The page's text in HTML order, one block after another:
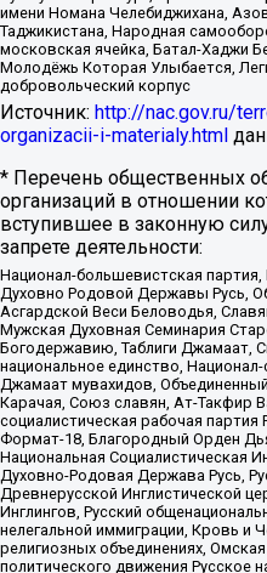
имени Номана Челебиджихана,
Таджикистана, Народная
московская ячейка, Батал-Хаджи
Молодёжь Которая Улыбается,
добровольческий корпус
Источник: http://nac.gov.ru/
organizacii-i-materialy.html
* Перечень общественных
организаций в отношении
вступившее в законную
запрете деятельности:
Национал-большевистская
Духовно Родовой Державы Русь,
Асгардской Веси Беловодья,
Мужская Духовная Семинария
Богодержавию, Таблиги Джамаат,
национальное единство,
Джамаат мувахидов,
Карачая, Союз славян, Ат-Такфир
социалистическая рабочая
Формат-18, Благородный Орден
Национальная Социалистическая
Духовно-Родовая Держава Русь,
Древнерусской Инглистической
Инглингов, Русский
нелегальной иммиграции, Кровь и
религиозных объединениях,
политического движения Русское